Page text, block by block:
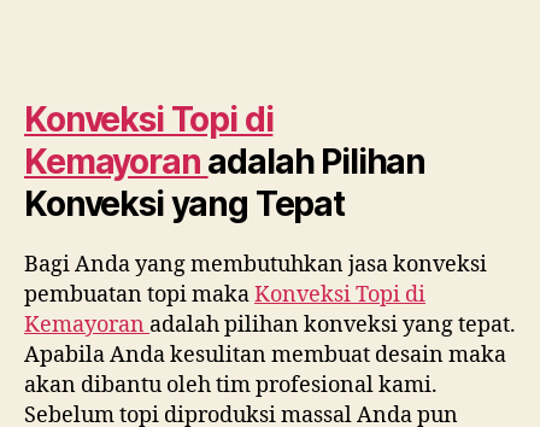
Konveksi Topi di
Kemayoran adalah Pilihan
Konveksi yang Tepat
Bagi Anda yang membutuhkan jasa konveksi
pembuatan topi makaKonveksi Topi di
Kemayoran adalah pilihan konveksi yang tepat.
Apabila Anda kesulitan membuat desain maka
akan dibantu oleh tim profesional kami.
Sebelum topi diproduksi massal Anda pun